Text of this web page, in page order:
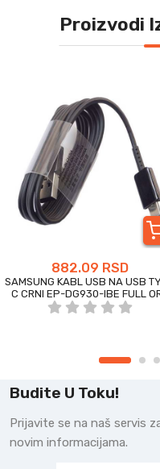
Proizvodi
882.09 RSD
SAMSUNG KABL USB NA USB
C CRNI EP-DG930-IBE FULL
Budite U Toku!
Prijavite se na naš servis
novim informacijama.